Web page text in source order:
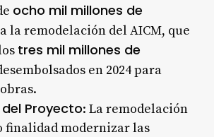
ocho mil millones de
la remodelación del AICM, que
tres mil millones de
en 2024 para
Proyecto: La remodelación
finalidad modernizar las